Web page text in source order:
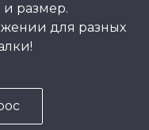
размер.
для разных